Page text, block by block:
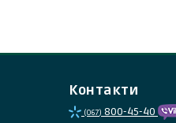
Контакти
(067) 800-45-40